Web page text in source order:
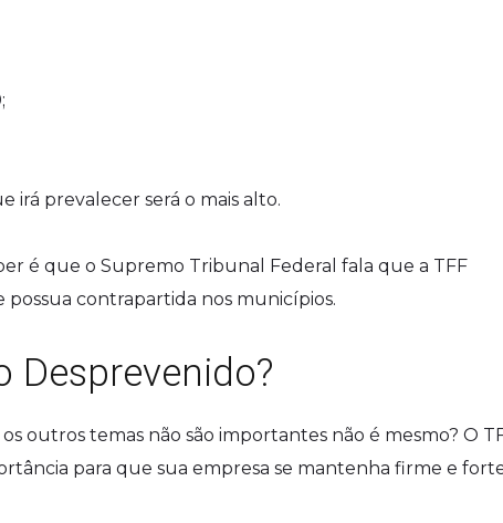
irá prevalecer será o mais alto.
é que o Supremo Tribunal Federal fala que a TFF
contrapartida nos municípios.
Desprevenido?
outros temas não são importantes não é mesmo? O
para que sua empresa se mantenha firme e